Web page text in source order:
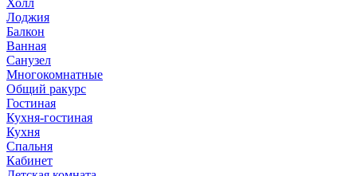
Холл
Лоджия
Балкон
Ванная
Санузел
Многокомнатные
Общий ракурс
Гостиная
Кухня-гостиная
Кухня
Спальня
Кабинет